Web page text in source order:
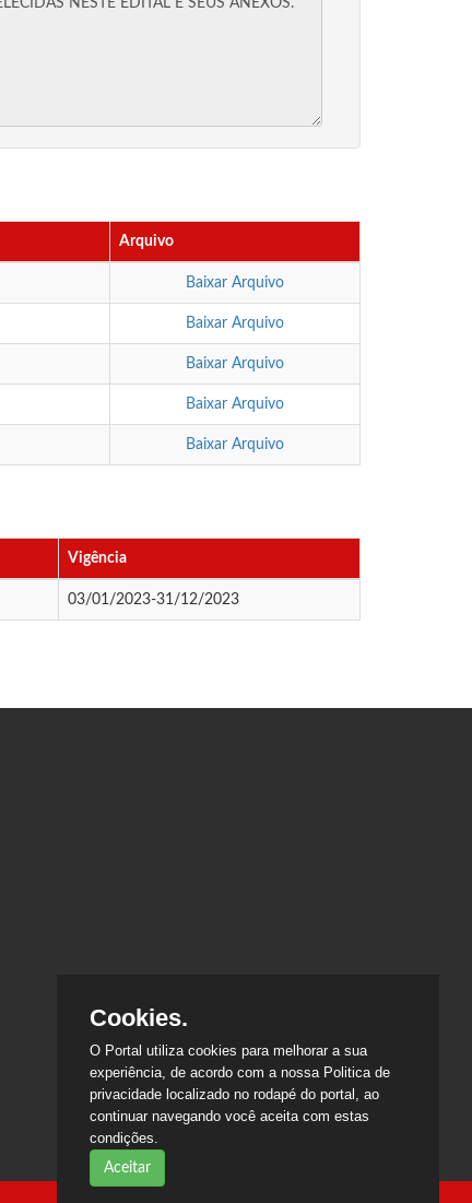
Arquivo
Baixar Arquivo
Baixar Arquivo
Baixar Arquivo
Baixar Arquivo
Baixar Arquivo
Vigência
03/01/2023-31/12/2023
Cookies.
O Portal utiliza cookies para melhorar a sua
experiência, de acordo com a nossa Politica de
privacidade localizado no rodapé do portal, ao
continuar navegando você aceita com estas
condições.
Aceitar